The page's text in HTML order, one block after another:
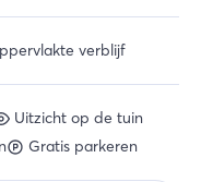
Uitzicht op de tuin
Gratis parkeren
verblijf